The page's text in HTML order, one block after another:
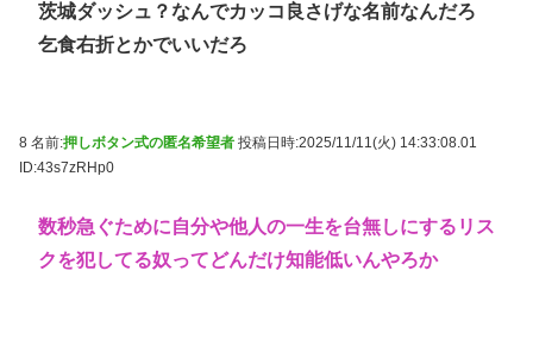
茨城ダッシュ？なんでカッコ良さげな名前なんだろ
乞食右折とかでいいだろ
8 名前:押しボタン式の匿名希望者 投稿日時:2025/11/11(火) 14:33:08.01
ID:43s7zRHp0
数秒急ぐために自分や他人の一生を台無しにするリス
クを犯してる奴ってどんだけ知能低いんやろか